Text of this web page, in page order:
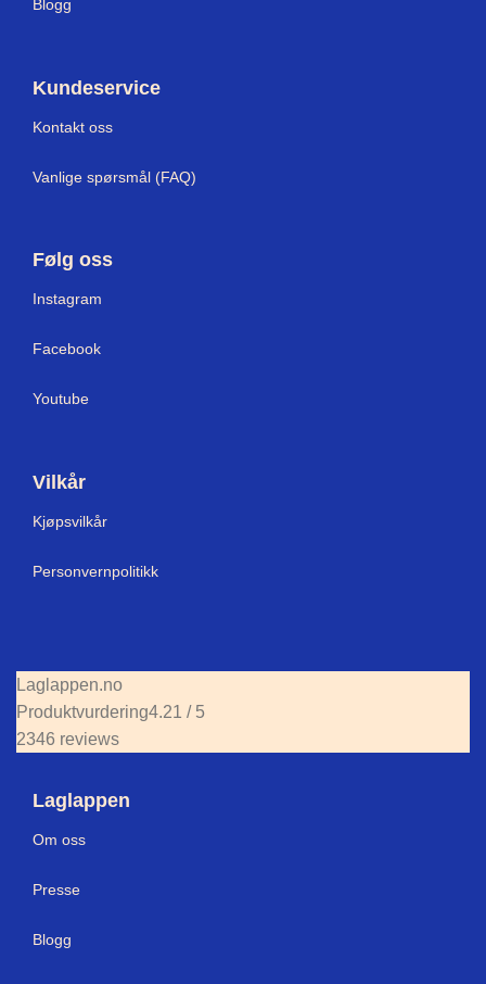
Blogg
Kundeservice
Kontakt oss
Vanlige spørsmål (FAQ)
Følg oss
Instagram
Facebook
Youtube
Vilkår
Kjøpsvilkår
Personvernpolitikk
Laglappen.no
Produktvurdering4.21 / 5
2346 reviews
Laglappen
Om oss
Presse
Blogg